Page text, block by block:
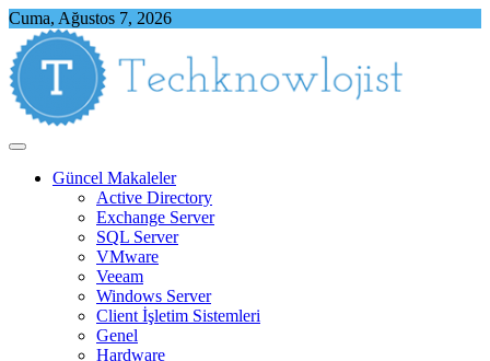
Skip
content
Cuma, Ağustos 7, 2026
Güncel Makaleler
Active Directory
Exchange Server
SQL Server
VMware
Veeam
Windows Server
Client İşletim Sistemleri
Genel
Hardware